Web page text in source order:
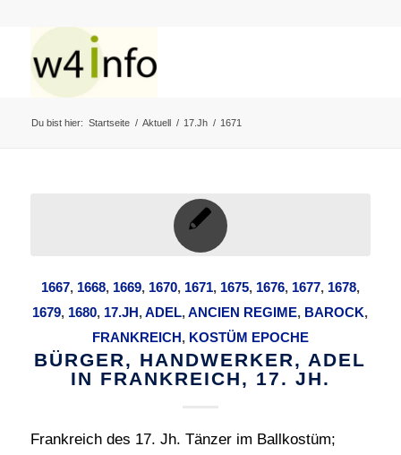
Du bist hier: Startseite / Aktuell / 17.Jh / 1671
1667, 1668, 1669, 1670, 1671, 1675, 1676, 1677, 1678,
1679, 1680, 17.JH,ADEL,ANCIEN REGIME, BAROCK,
FRANKREICH, KOSTÜM EPOCHE
BÜRGER, HANDWERKER, ADEL
IN FRANKREICH, 17. JH.
Frankreich des 17. Jh. Tänzer im Ballkostüm;